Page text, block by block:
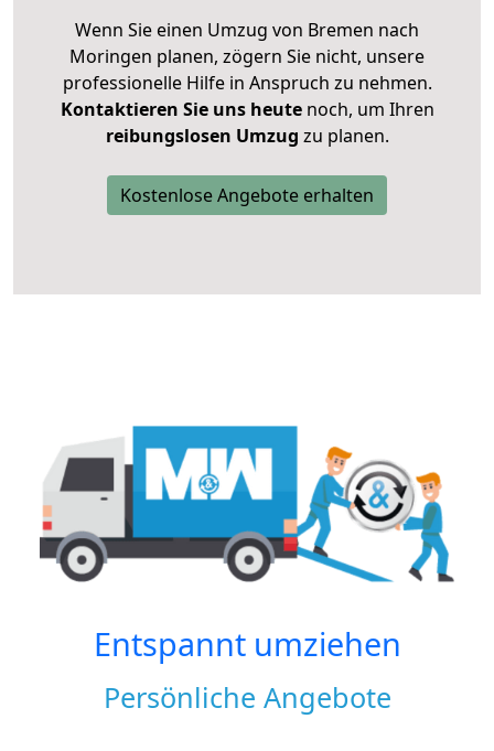
Wenn Sie einen Umzug von Bremen nach
Moringen planen, zögern Sie nicht, unsere
professionelle Hilfe in Anspruch zu nehmen.
Kontaktieren Sie uns heutenoch, um Ihren
reibungslosen Umzug zu planen.
Kostenlose Angebote erhalten
Entspannt umziehen
Persönliche Angebote